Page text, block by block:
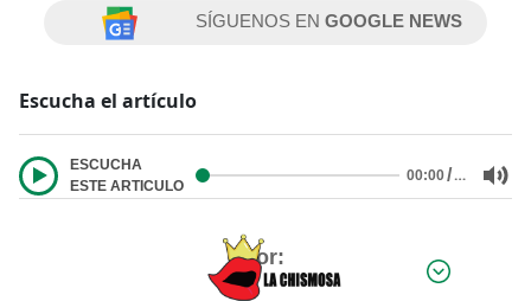
SÍGUENOS ENGOOGLE NEWS
Escucha el artículo
ESCUCHA
ESTE ARTICULO
00:00/…
Por: